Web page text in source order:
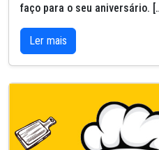
faço para o seu aniversário.
Ler mais